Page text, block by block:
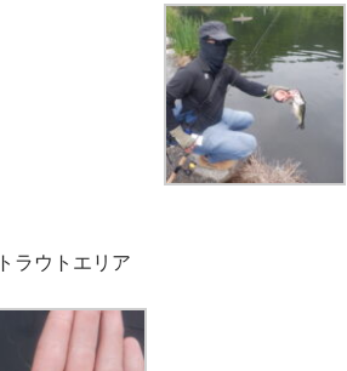
トラウトエリア